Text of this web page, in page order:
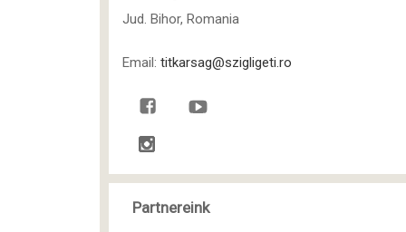
Jud. Bihor, Romania
Email: titkarsag@szigligeti.ro
Partnereink